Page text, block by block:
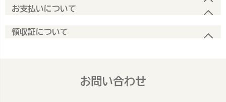
お支払いについて
領収証について
お問い合わせ